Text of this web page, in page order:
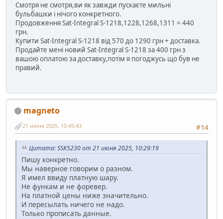
Смотря не смотря,ви як завжди пускаєте мильні
бульбашки і нічого конкретного.
Продовження Sat-Integral S-1218,1228,1268,1311 = 440
грн.
Купити Sat-Integral S-1218 від 570 до 1290 грн + доставка.
Продайте мені новий Sat-Integral S-1218 за 400 грн з
вашою оплатою за доставку,потім я погоджусь що був не
правий.
magneto
#14
21 июня 2025, 10:45:43
Цитата: SSK5230 от 21 июня 2025, 10:29:19
Пишу конкретно.
Мы наверное говорим о разном.
Я имел ввиду платную шару.
Не функам и не форевер.
На платной цены ниже значительно.
И пересылать ничего не надо.
Только прописать данные.